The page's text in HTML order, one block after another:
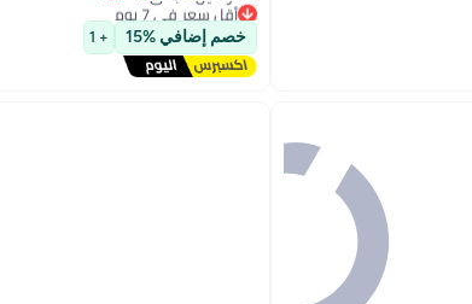
أقل سعر في 7 يوم
توصيل مجاني
أقل سعر في 7 يوم
خصم إضافي %15 + 1